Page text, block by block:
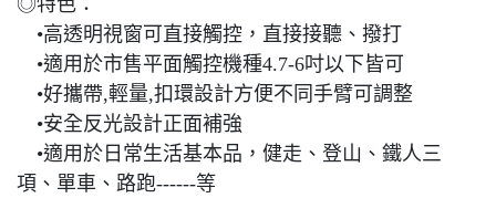
◎特色：
•高透明視窗可直接觸控，直接接聽、撥打
•適用於市售平面觸控機種4.7-6吋以下皆可
•好攜帶,輕量,扣環設計方便不同手臂可調整
•安全反光設計正面補強
•適用於日常生活基本品，健走、登山、鐵人三
項、單車、路跑------等